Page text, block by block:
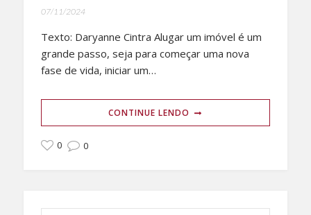
07/11/2024
Texto: Daryanne Cintra Alugar um imóvel é um
grande passo, seja para começar uma nova
fase de vida, iniciar um…
CONTINUE LENDO
0 0